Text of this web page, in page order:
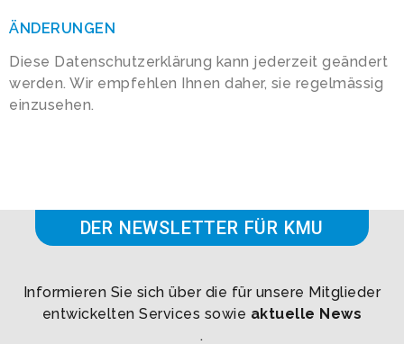
ÄNDERUNGEN
Diese Datenschutzerklärung kann jederzeit geändert
werden. Wir empfehlen Ihnen daher, sie regelmässig
einzusehen.
DER NEWSLETTER FÜR KMU
Informieren Sie sich über die für unsere Mitglieder
entwickelten Services sowie aktuelle News
.